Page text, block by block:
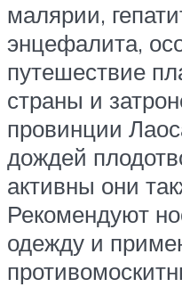
малярии,
энцефалита,
путешествие
страны и
провинции
дождей
активны они
Рекомендуют
одежду и